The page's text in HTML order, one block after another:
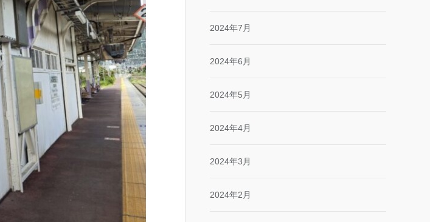
2024年7月
2024年6月
2024年5月
2024年4月
2024年3月
2024年2月